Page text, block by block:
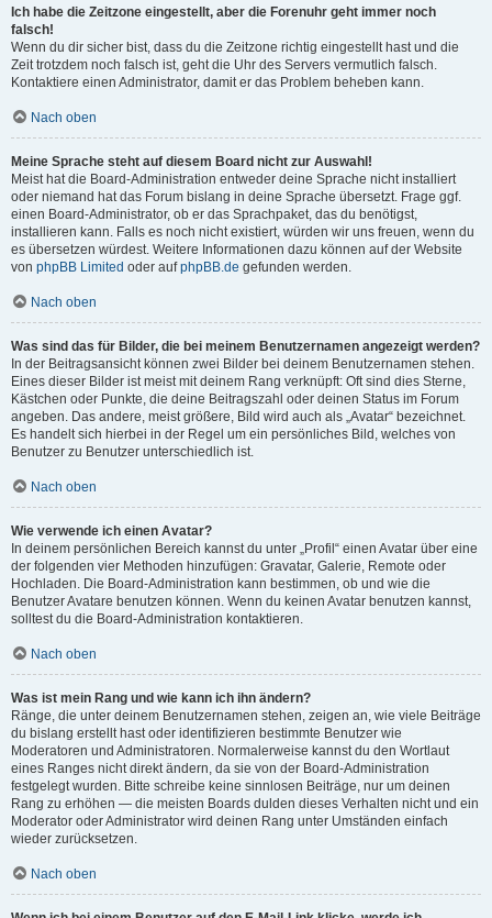
Ich habe die Zeitzone eingestellt, aber die Forenuhr geht immer noch
falsch!
Wenn du dir sicher bist, dass du die Zeitzone richtig eingestellt hast und die
Zeit trotzdem noch falsch ist, geht die Uhr des Servers vermutlich falsch.
Kontaktiere einen Administrator, damit er das Problem beheben kann.
Nach oben
Meine Sprache steht auf diesem Board nicht zur Auswahl!
Meist hat die Board-Administration entweder deine Sprache nicht installiert
oder niemand hat das Forum bislang in deine Sprache übersetzt. Frage ggf.
einen Board-Administrator, ob er das Sprachpaket, das du benötigst,
installieren kann. Falls es noch nicht existiert, würden wir uns freuen, wenn du
es übersetzen würdest. Weitere Informationen dazu können auf der Website
von phpBB Limited oder aufphpBB.de gefunden werden.
Nach oben
Was sind das für Bilder, die bei meinem Benutzernamen angezeigt werden?
In der Beitragsansicht können zwei Bilder bei deinem Benutzernamen stehen.
Eines dieser Bilder ist meist mit deinem Rang verknüpft: Oft sind dies Sterne,
Kästchen oder Punkte, die deine Beitragszahl oder deinen Status im Forum
angeben. Das andere, meist größere, Bild wird auch als „Avatar“ bezeichnet.
Es handelt sich hierbei in der Regel um ein persönliches Bild, welches von
Benutzer zu Benutzer unterschiedlich ist.
Nach oben
Wie verwende ich einen Avatar?
In deinem persönlichen Bereich kannst du unter „Profil“ einen Avatar über eine
der folgenden vier Methoden hinzufügen: Gravatar, Galerie, Remote oder
Hochladen. Die Board-Administration kann bestimmen, ob und wie die
Benutzer Avatare benutzen können. Wenn du keinen Avatar benutzen kannst,
solltest du die Board-Administration kontaktieren.
Nach oben
Was ist mein Rang und wie kann ich ihn ändern?
Ränge, die unter deinem Benutzernamen stehen, zeigen an, wie viele Beiträge
du bislang erstellt hast oder identifizieren bestimmte Benutzer wie
Moderatoren und Administratoren. Normalerweise kannst du den Wortlaut
eines Ranges nicht direkt ändern, da sie von der Board-Administration
festgelegt wurden. Bitte schreibe keine sinnlosen Beiträge, nur um deinen
Rang zu erhöhen — die meisten Boards dulden dieses Verhalten nicht und ein
Moderator oder Administrator wird deinen Rang unter Umständen einfach
wieder zurücksetzen.
Nach oben